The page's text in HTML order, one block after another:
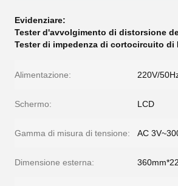
Evidenziare:
Tester d'avvolgimento di distorsione
Tester di impedenza di cortocircuito di
Alimentazione: 220V/
Schermo: LCD
Gamma di misura di tensione: AC
Dimensione esterna: